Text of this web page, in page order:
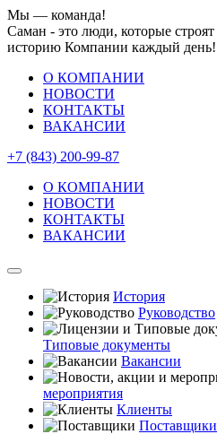
Мы — команда!
Саман - это люди, которые строят
историю Компании каждый день!
О КОМПАНИИ
НОВОСТИ
КОНТАКТЫ
ВАКАНСИИ
+7 (843) 200-99-87
О КОМПАНИИ
НОВОСТИ
КОНТАКТЫ
ВАКАНСИИ
История
Руководство
Типовые документы
Вакансии
мероприятия
Клиенты
Поставщики